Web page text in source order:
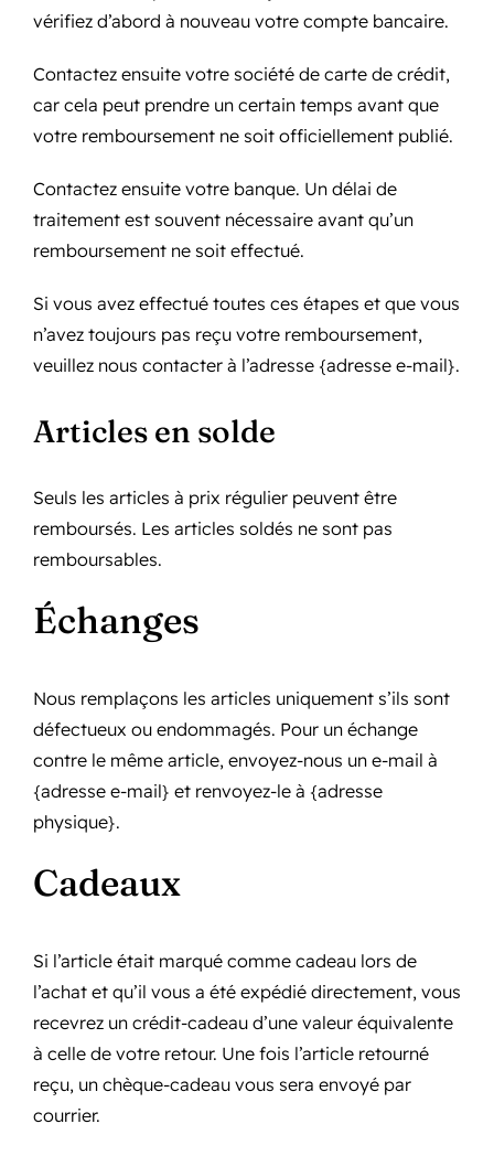
vérifiez d’abord à nouveau votre compte bancaire.
Contactez ensuite votre société de carte de crédit,
car cela peut prendre un certain temps avant que
votre remboursement ne soit officiellement publié.
Contactez ensuite votre banque. Un délai de
traitement est souvent nécessaire avant qu’un
remboursement ne soit effectué.
Si vous avez effectué toutes ces étapes et que vous
n’avez toujours pas reçu votre remboursement,
veuillez nous contacter à l’adresse {adresse e-mail}.
Articles en solde
Seuls les articles à prix régulier peuvent être
remboursés. Les articles soldés ne sont pas
remboursables.
Échanges
Nous remplaçons les articles uniquement s’ils sont
défectueux ou endommagés. Pour un échange
contre le même article, envoyez-nous un e-mail à
{adresse e-mail} et renvoyez-le à {adresse
physique}.
Cadeaux
Si l’article était marqué comme cadeau lors de
l’achat et qu’il vous a été expédié directement, vous
recevrez un crédit-cadeau d’une valeur équivalente
à celle de votre retour. Une fois l’article retourné
reçu, un chèque-cadeau vous sera envoyé par
courrier.